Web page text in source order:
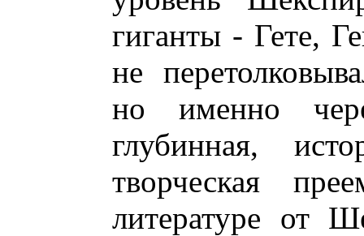
гиганты - Гете,
не
но именно
глубинная,
творческая
литературе от